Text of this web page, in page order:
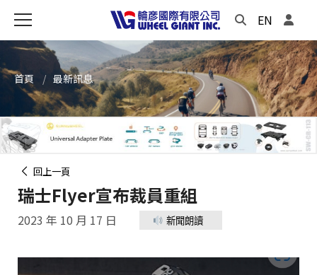
EN
首頁 最新訊息
回上一頁
瑞士Flyer宣布裁員重組
2023 年 10 月 17 日 新聞朗讀